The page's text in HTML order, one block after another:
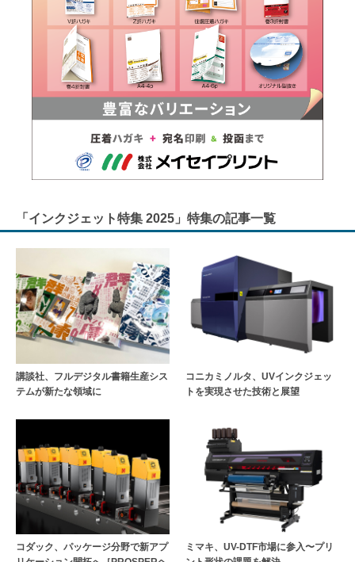
「インクジェット特集 2025」特集の記事一覧
講談社、フルデジタル書籍生産シス
テムが新たな領域に
コニカミノルタ、UVインクジェッ
トを実現させた技術と展望
コダック、パッケージ分野で新アプ
ミマキ、UV-DTF市場に参入〜プリ